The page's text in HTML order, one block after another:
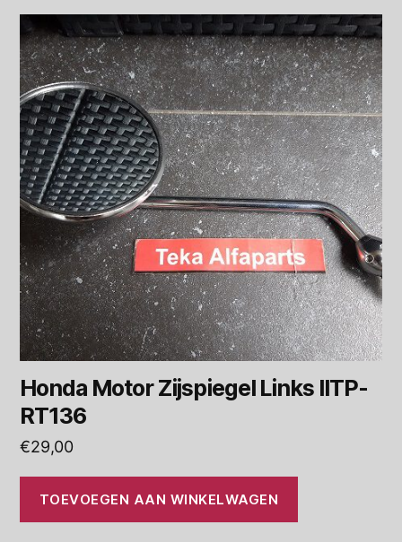
Honda Motor Zijspiegel Links IITP-
RT136
€29,00
TOEVOEGEN AAN WINKELWAGEN